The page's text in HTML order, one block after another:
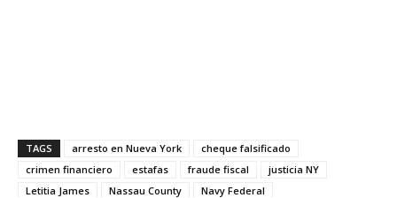
TAGS arresto en Nueva York
cheque falsificado
crimen financiero
estafas fraude fiscal
justicia NY
Letitia James
Nassau County
Navy Federal